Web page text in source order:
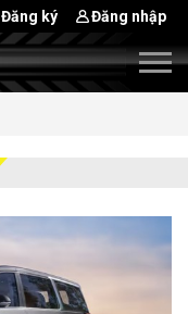
Đăng ký Đăng nhập